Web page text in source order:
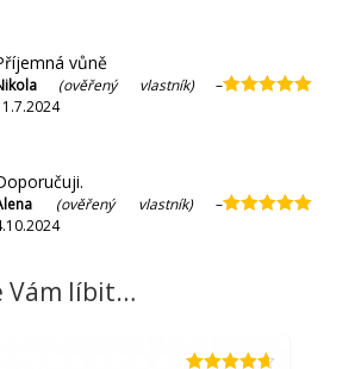
vůně
(ověřený vlastník)
–
(ověřený vlastník)
–
Vám líbit…